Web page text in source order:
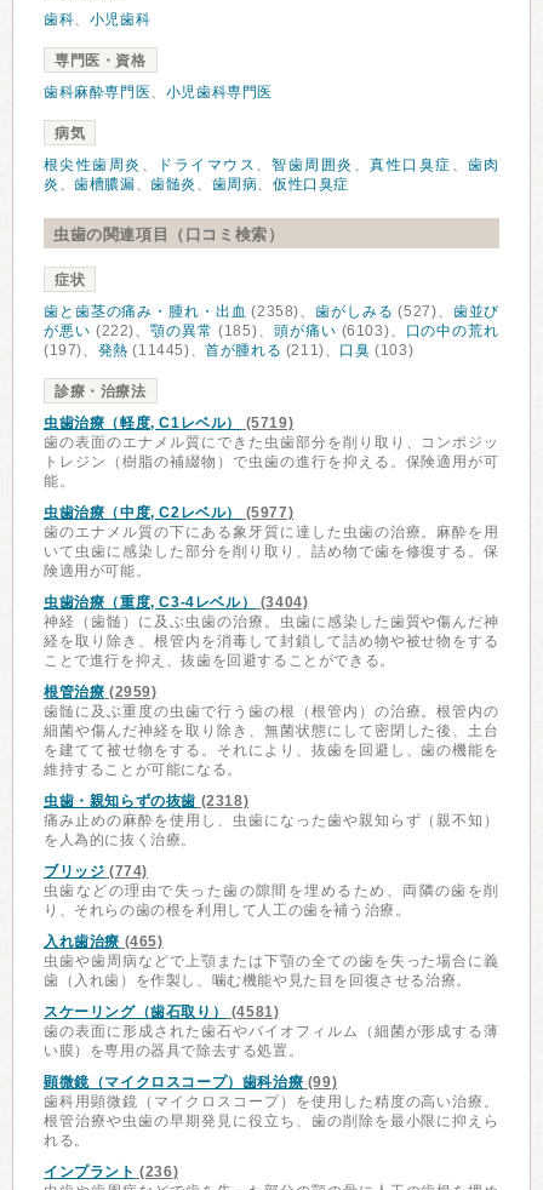
歯科、 小児歯科
専門医・資格
歯科麻酔専門医、 小児歯科専門医
病気
根尖性歯周炎 、 ドライマウス 、智歯周囲炎 、真性口臭症 、 歯肉
炎 、歯槽膿漏、歯髄炎 、 歯周病、仮性口臭症
虫歯の関連項目（口コミ検索）
症状
歯と歯茎の痛み・腫れ・出血 (2358)、歯がしみる (527)、 歯並び
が悪い (222)、顎の異常 (185)、 頭が痛い (6103)、
口の中の荒れ
(197)、 発熱 (11445)、首が腫れる (211)、 口臭 (103)
診療・治療法
虫歯治療（軽度, C1レベル）
(5719)
歯の表面のエナメル質にできた虫歯部分を削り取り、コンポジッ
トレジン（樹脂の補綴物）で虫歯の進行を抑える。保険適用が可
能。
虫歯治療（中度, C2レベル）
(5977)
歯のエナメル質の下にある象牙質に達した虫歯の治療。麻酔を用
いて虫歯に感染した部分を削り取り、詰め物で歯を修復する。保
険適用が可能。
虫歯治療（重度, C3-4レベル）
(3404)
神経（歯髄）に及ぶ虫歯の治療。虫歯に感染した歯質や傷んだ神
経を取り除き、根管内を消毒して封鎖して詰め物や被せ物をする
ことで進行を抑え、抜歯を回避することができる。
根管治療 (2959)
歯髄に及ぶ重度の虫歯で行う歯の根（根管内）の治療。根管内の
細菌や傷んだ神経を取り除き、無菌状態にして密閉した後、土台
を建てて被せ物をする。それにより、抜歯を回避し、歯の機能を
維持することが可能になる。
虫歯・親知らずの抜歯 (2318)
痛み止めの麻酔を使用し、虫歯になった歯や親知らず（親不知）
を人為的に抜く治療。
ブリッジ (774)
虫歯などの理由で失った歯の隙間を埋めるため、両隣の歯を削
り、それらの歯の根を利用して人工の歯を補う治療。
入れ歯治療 (465)
虫歯や歯周病などで上顎または下顎の全ての歯を失った場合に義
歯（入れ歯）を作製し、噛む機能や見た目を回復させる治療。
スケーリング（歯石取り）
(4581)
歯の表面に形成された歯石やバイオフィルム（細菌が形成する薄
い膜）を専用の器具で除去する処置。
顕微鏡（マイクロスコープ）歯科治療 (99)
歯科用顕微鏡（マイクロスコープ）を使用した精度の高い治療。
根管治療や虫歯の早期発見に役立ち、歯の削除を最小限に抑えら
れる。
インプラント (236)